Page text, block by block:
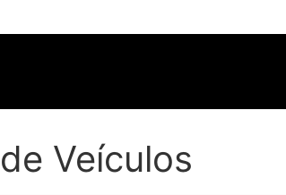
Veículos